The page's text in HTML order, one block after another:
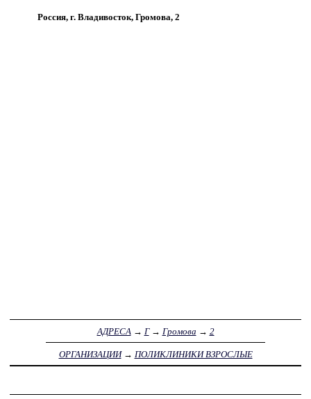
Россия, г. Владивосток, Громова, 2
АДРЕСА → Г→ Громова → 2
ОРГАНИЗАЦИИ→ ПОЛИКЛИНИКИ ВЗРОСЛЫЕ